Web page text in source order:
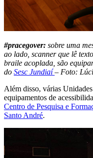
#pracegover: sobre uma
ao lado, scanner que lê
braile acoplada, são
do Sesc Jundiaí– Foto:
Além disso, várias
equipamentos de
Centro de Pesquisa e
Santo André.